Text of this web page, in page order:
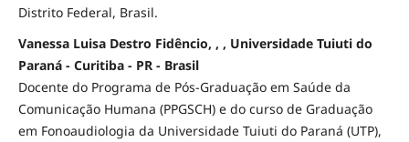
Distrito Federal, Brasil.
Vanessa Luisa Destro Fidêncio, , , Universidade Tuiuti do
Paraná - Curitiba - PR - Brasil
Docente do Programa de Pós-Graduação em Saúde da
Comunicação Humana (PPGSCH) e do curso de Graduação
em Fonoaudiologia da Universidade Tuiuti do Paraná (UTP),